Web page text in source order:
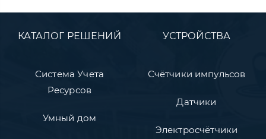
КАТАЛОГ РЕШЕНИЙ
Система Учета
Ресурсов
Умный дом
УСТРОЙСТВА
Счётчики импульсов
Датчики
Электросчётчики